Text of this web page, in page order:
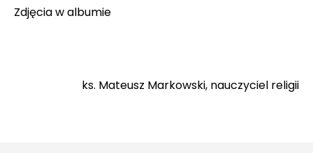
Zdjęcia walbumie
ks. Mateusz Markowski, nauczyciel religii